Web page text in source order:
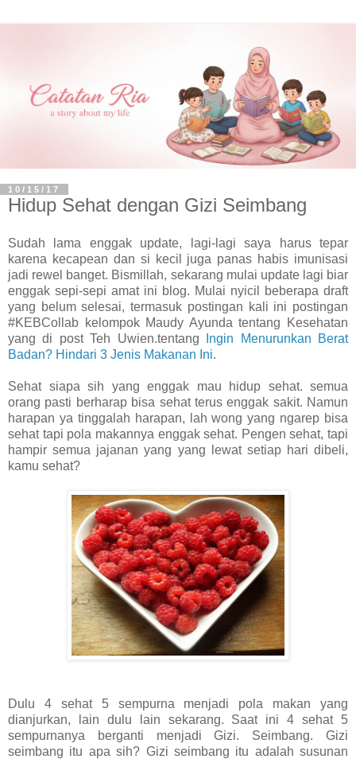
10/15/17
Hidup Sehat dengan Gizi Seimbang
Sudah lama enggak update, lagi-lagi saya harus tepar
karena kecapean dan si kecil juga panas habis imunisasi
jadi rewel banget. Bismillah, sekarang mulai update lagi biar
enggak sepi-sepi amat ini blog. Mulai nyicil beberapa draft
yang belum selesai, termasuk postingan kali ini postingan
#KEBCollab kelompok Maudy Ayunda tentang Kesehatan
yang di post Teh Uwien.tentang
Ingin Menurunkan Berat
Badan? Hindari 3 Jenis Makanan Ini.
Sehat siapa sih yang enggak mau hidup sehat. semua
orang pasti berharap bisa sehat terus enggak sakit. Namun
harapan ya tinggalah harapan, lah wong yang ngarep bisa
sehat tapi pola makannya enggak sehat. Pengen sehat, tapi
hampir semua jajanan yang yang lewat setiap hari dibeli,
kamu sehat?
Dulu 4 sehat 5 sempurna menjadi pola makan yang
dianjurkan, lain dulu lain sekarang. Saat ini 4 sehat 5
sempurnanya berganti menjadi Gizi. Seimbang. Gizi
seimbang itu apa sih? Gizi seimbang itu adalah susunan